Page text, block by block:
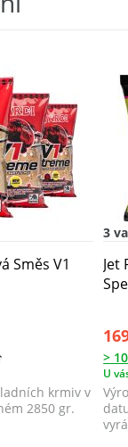
Směs V1
krmiv v
2850 gr.
3
Jet
>
U